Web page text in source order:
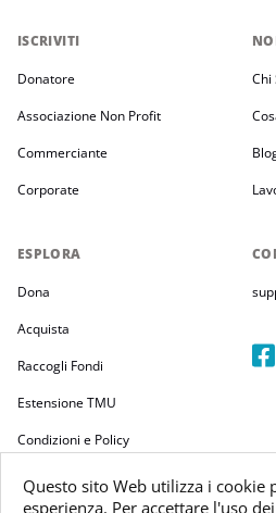
Questo sito Web utilizza i cookie
esperienza. Per accettare l'uso
ISCRIVITI
Donatore
Associazione Non Profit
Commerciante
Corporate
ESPLORA
Dona
Acquista
Raccogli Fondi
Estensione TMU
Condizioni e Policy
Chi